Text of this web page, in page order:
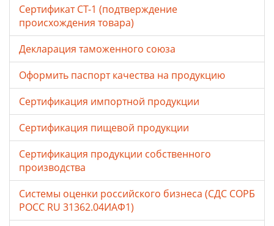
Сертификат СТ-1 (подтверждение
происхождения товара)
Декларация таможенного союза
Оформить паспорт качества на продукцию
Сертификация импортной продукции
Сертификация пищевой продукции
Сертификация продукции собственного
производства
Системы оценки российского бизнеса (СДС СОРБ
РОСС RU 31362.04ИАФ1)